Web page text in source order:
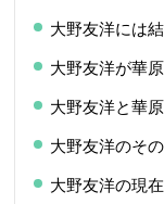
大野友洋には
大野友洋が華
大野友洋と華
大野友洋のそ
大野友洋の現在